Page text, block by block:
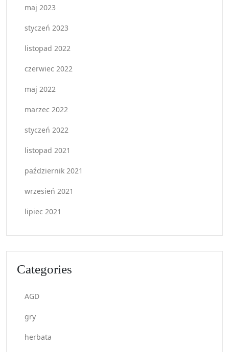
maj 2023
styczeń 2023
listopad 2022
czerwiec 2022
maj 2022
marzec 2022
styczeń 2022
listopad 2021
październik 2021
wrzesień 2021
lipiec 2021
Categories
AGD
gry
herbata